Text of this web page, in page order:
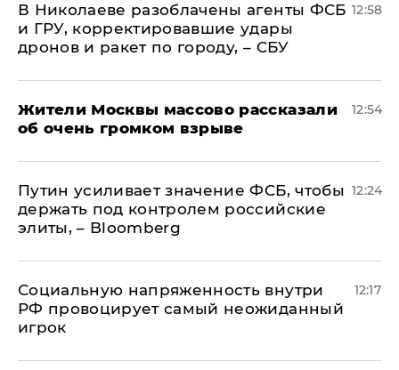
В Николаеве разоблачены агенты ФСБ
и ГРУ, корректировавшие удары
дронов и ракет по городу, – СБУ
12:58
Жители Москвы массово рассказали
об очень громком взрыве
12:54
Путин усиливает значение ФСБ, чтобы
держать под контролем российские
элиты, – Bloomberg
12:24
Социальную напряженность внутри
РФ провоцирует самый неожиданный
игрок
12:17